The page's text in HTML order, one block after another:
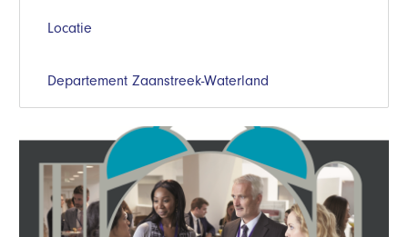
Locatie
Departement Zaanstreek-Waterland